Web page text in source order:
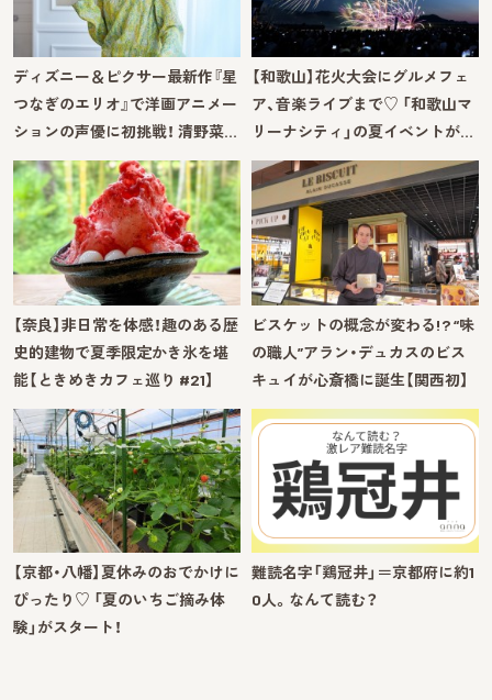
ディズニー＆ピクサー最新作『星
つなぎのエリオ』で洋画アニメー
ションの声優に初挑戦！ 清野菜…
【和歌山】花火大会にグルメフェ
ア、音楽ライブまで♡ 「和歌山マ
リーナシティ」の夏イベントが…
【奈良】非日常を体感！趣のある歴
史的建物で夏季限定かき氷を堪
能【ときめきカフェ巡り #21】
ビスケットの概念が変わる!? “味
の職人”アラン・デュカスのビス
キュイが心斎橋に誕生【関西初】
【京都・八幡】夏休みのおでかけに
ぴったり♡ 「夏のいちご摘み体
験」がスタート！
難読名字「鶏冠井」＝京都府に約1
0人。なんて読む？